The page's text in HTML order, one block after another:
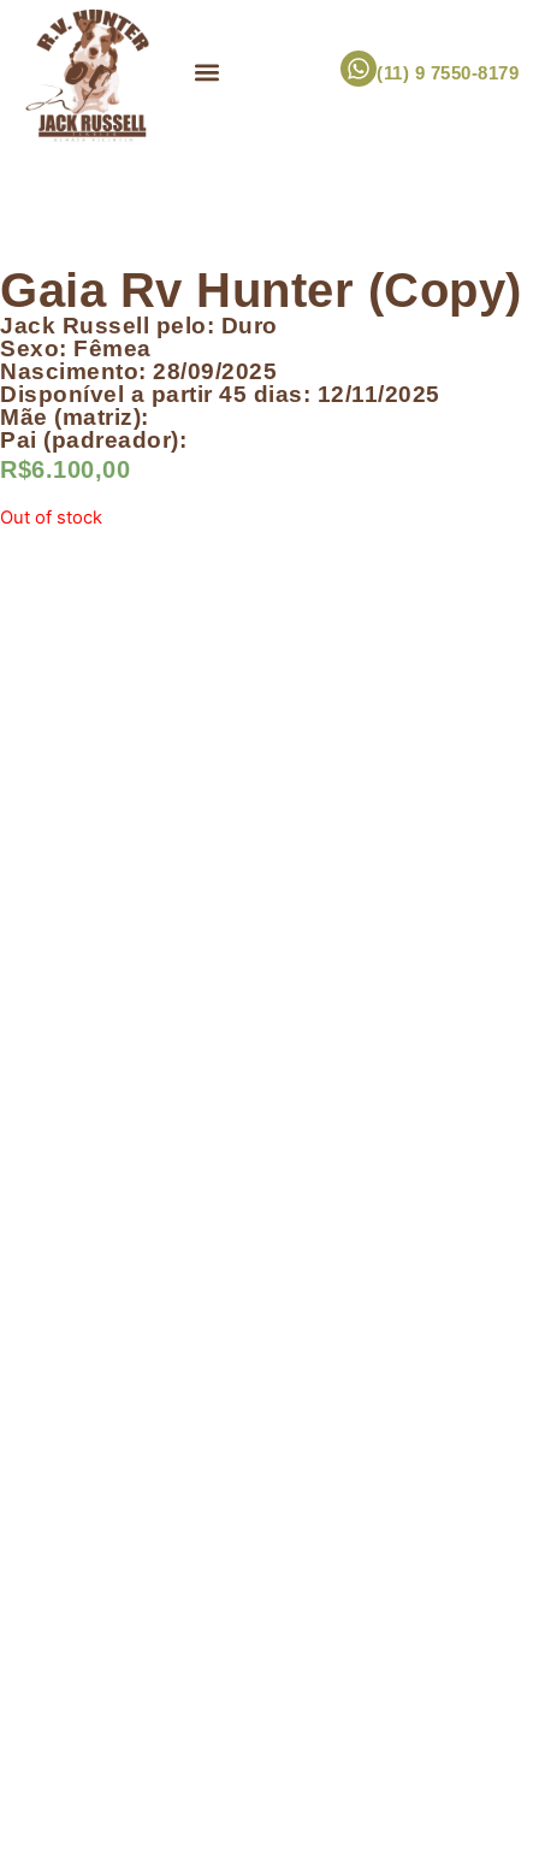
(11) 9 7550-8179
Gaia Rv Hunter (Copy)
Jack Russell pelo: Duro
Sexo: Fêmea
Nascimento: 28/09/2025
Disponível a partir 45 dias: 12/11/2025
Mãe (matriz):
Pai (padreador):
R$6.100,00
Out of stock